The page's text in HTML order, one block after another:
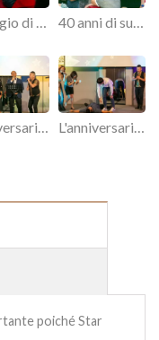
Il viaggio di 40 anni di eccellenza di Star Lapel Pin 40 anni di successi: Star Lapel Pin celebra l'anniversario.
L'anniversario di Star Lapel Pin. L'anniversario di Star Lapel Pin.
poiché Star